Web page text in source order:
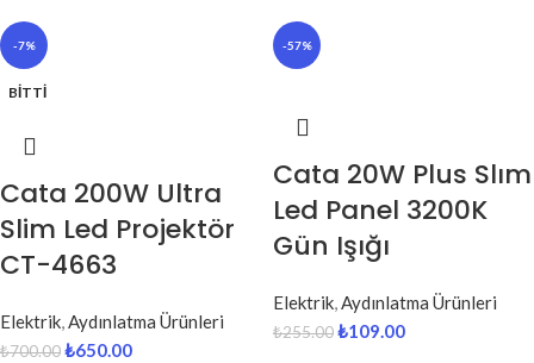
-7%
BITTI
Cata 200W Ultra
Slim Led Projektör
CT-4663
Elektrik,Aydınlatma Ürünleri
₺700.00₺650.00
-57%
Cata 20W Plus Slım
Led Panel 3200K
Gün Işığı
Elektrik,Aydınlatma Ürünleri
₺255.00₺109.00